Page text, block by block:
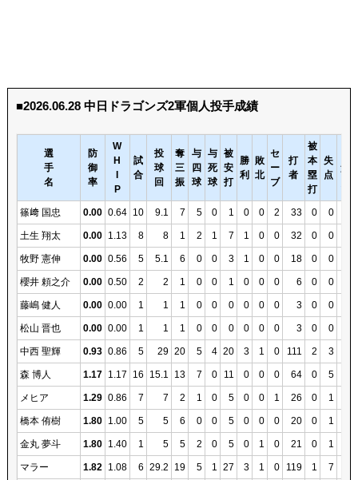
■2026.06.28 中日ドラゴンズ2軍個人投手成績
選
手
名
防
御
率
W
H
P
試
合
投
球
回
奪
三
振
与
四
球
与
死
球
被
安
打
勝
利
敗
北
セ
ー
ブ
打
者
被
本
塁
打
失
点
責
篠﨑 国忠 0.00 0.64 10 9.1 7 5 0 1 0 0 2 33 0 0
土生 翔太 0.00 1.13 8 8 1 2 1 7 1 0 0 32 0 0
牧野 憲伸 0.00 0.56 5 5.1 6 0 0 3 1 0 0 18 0 0
櫻井 頼之介 0.00 0.50 2 2 1 0 0 1 0 0 0 6 0 0
藤嶋 健人 0.00 0.00 1 1 1 0 0 0 0 0 0 3 0 0
松山 晋也 0.00 0.00 1 1 1 0 0 0 0 0 0 3 0 0
中西 聖輝 0.93 0.86 5 29 20 5 4 20 3 1 0 111 2 3
森 博人 1.17 1.17 16 15.1 13 7 0 11 0 0 0 64 0 5
メヒア 1.29 0.86 7 7 2 1 0 5 0 0 1 26 0 1
橋本 侑樹 1.80 1.00 5 5 6 0 0 5 0 0 0 20 0 1
金丸 夢斗 1.80 1.40 1 5 5 2 0 5 0 1 0 21 0 1
マラー 1.82 1.08 6 29.2 19 5 1 27 3 1 0 119 1 7